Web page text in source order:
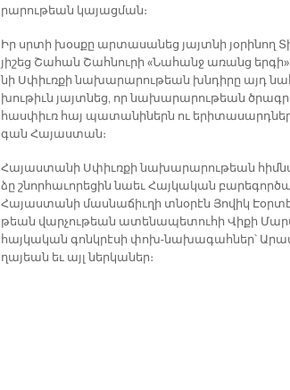
րա­րու­թեան կա­յաց­ման։
Իր սրտի խօս­քը ար­տա­սա­նեց յայտ­նի յօ­րի­նող
յի­շեց Շա­հան Շահ­նու­րի «Նա­հանջ ա­ռանց
նի Սփիւռ­քի նա­խա­րա­րու­թեան խնդի­րը այդ
խու­թիւն յայտ­նեց, որ նա­խա­րա­րու­թեան
հասփիւռ հայ պա­տա­նի­ներն ու
գան Հա­յաս­տան։
Հա­յաս­տա­նի Սփիւռ­քի նա­խա­րա­րու­թեան
ձը շնոր­հա­ւո­րե­ցին նաեւ Հայ­կա­կան
Հայաս­տա­նի մաս­նա­ճիւ­ղի տնօ­րէն Յո­վիկ
թեան վար­չու­թեան ա­տե­նա­պետու­հի Վի­քի
հայ­կա­կան գոնկ­րէ­սի փոխ-նա­խա­գահ­ներ՝
ղա­յեան եւ այլ ներ­կա­ներ։